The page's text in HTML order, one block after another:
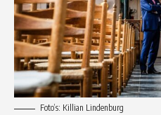
Foto’s: Killian Lindenburg